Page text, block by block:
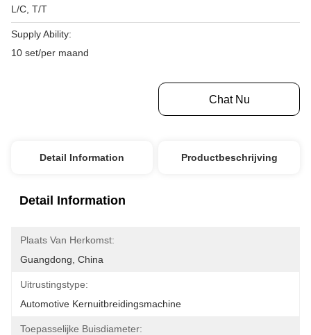
L/C, T/T
Supply Ability:
10 set/per maand
Chat Nu
Detail Information Productbeschrijving
Detail Information
Plaats Van Herkomst:
Guangdong, China
Uitrustingstype:
Automotive Kernuitbreidingsmachine
Toepasselijke Buisdiameter: